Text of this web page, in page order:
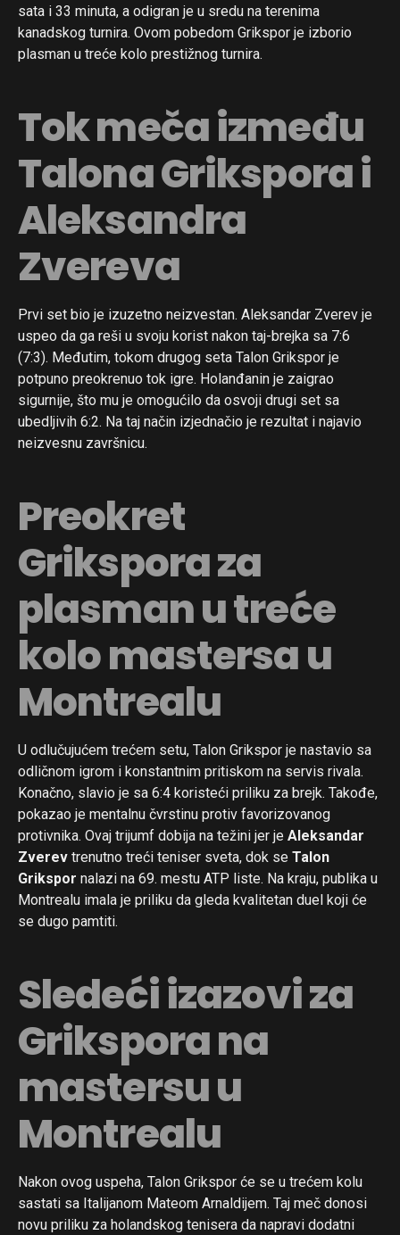
sata i 33 minuta, a odigran je u sredu na terenima
kanadskog turnira. Ovom pobedom Grikspor je izborio
plasman u treće kolo prestižnog turnira.
Tok meča između
Talona Grikspora i
Aleksandra
Zvereva
Prvi set bio je izuzetno neizvestan. Aleksandar Zverev je
uspeo da ga reši u svoju korist nakon taj-brejka sa 7:6
(7:3). Međutim, tokom drugog seta Talon Grikspor je
potpuno preokrenuo tok igre. Holanđanin je zaigrao
sigurnije, što mu je omogućilo da osvoji drugi set sa
ubedljivih 6:2. Na taj način izjednačio je rezultat i najavio
neizvesnu završnicu.
Preokret
Grikspora za
plasman u treće
kolo mastersa u
Montrealu
U odlučujućem trećem setu, Talon Grikspor je nastavio sa
odličnom igrom i konstantnim pritiskom na servis rivala.
Konačno, slavio je sa 6:4 koristeći priliku za brejk. Takođe,
pokazao je mentalnu čvrstinu protiv favorizovanog
protivnika. Ovaj trijumf dobija na težini jer je Aleksandar
Zverev trenutno treći teniser sveta, dok se Talon
Grikspor nalazi na 69. mestu ATP liste. Na kraju, publika u
Montrealu imala je priliku da gleda kvalitetan duel koji će
se dugo pamtiti.
Sledeći izazovi za
Grikspora na
mastersu u
Montrealu
Nakon ovog uspeha, Talon Grikspor će se u trećem kolu
sastati sa Italijanom Mateom Arnaldijem. Taj meč donosi
novu priliku za holandskog tenisera da napravi dodatni